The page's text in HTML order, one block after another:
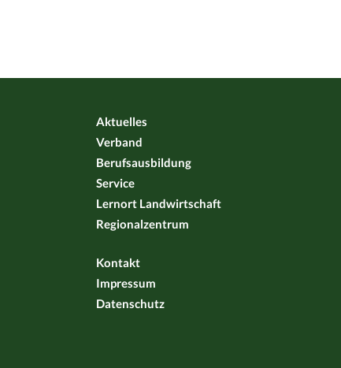
Aktuelles
Verband
Berufsausbildung
Service
Lernort Landwirtschaft
Regionalzentrum
Kontakt
Impressum
Datenschutz